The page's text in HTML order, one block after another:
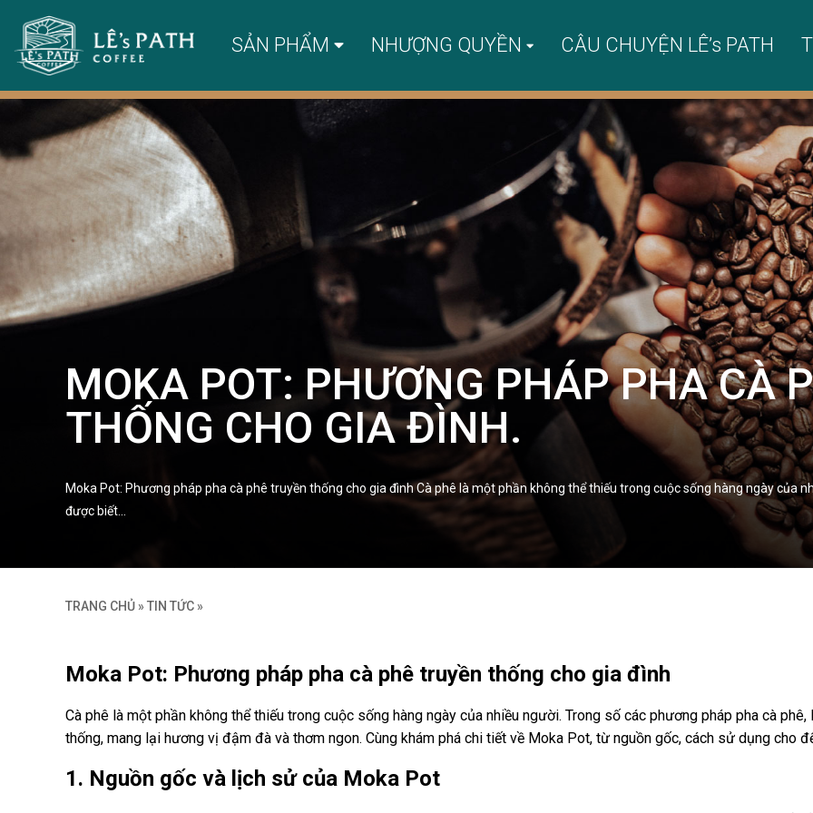
SẢN PHẨM NHƯỢNG QUYỀN CÂU CHUYỆN LÊ’s PATH
MOKA POT: PHƯƠNG PHÁP PHA CÀ
THỐNG CHO GIA ĐÌNH.
Moka Pot: Phương pháp pha cà phê truyền thống cho gia đình Cà phê là một phần không thể thiếu trong cuộc sống hàng ngày của
được biết…
TRANG CHỦ » TIN TỨC »
Moka Pot: Phương pháp pha cà phê truyền thống cho gia đình
Cà phê là một phần không thể thiếu trong cuộc sống hàng ngày của nhiều người. Trong số các phương pháp pha cà
thống, mang lại hương vị đậm đà và thơm ngon. Cùng khám phá chi tiết về Moka Pot, từ nguồn gốc, cách sử dụng cho
1. Nguồn gốc và lịch sử của Moka Pot